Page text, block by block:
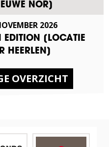
NOR]
2026
EDITION [LOCATIE
HEERLEN]
OVERZICHT